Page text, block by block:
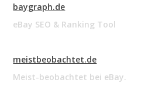
baygraph.de
eBay SEO & Ranking Tool
meistbeobachtet.de
Meist-beobachtet bei eBay.